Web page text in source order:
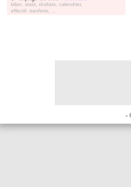
bilan, stats, réultats, calendrier,
effectif, tranferts, ...
-